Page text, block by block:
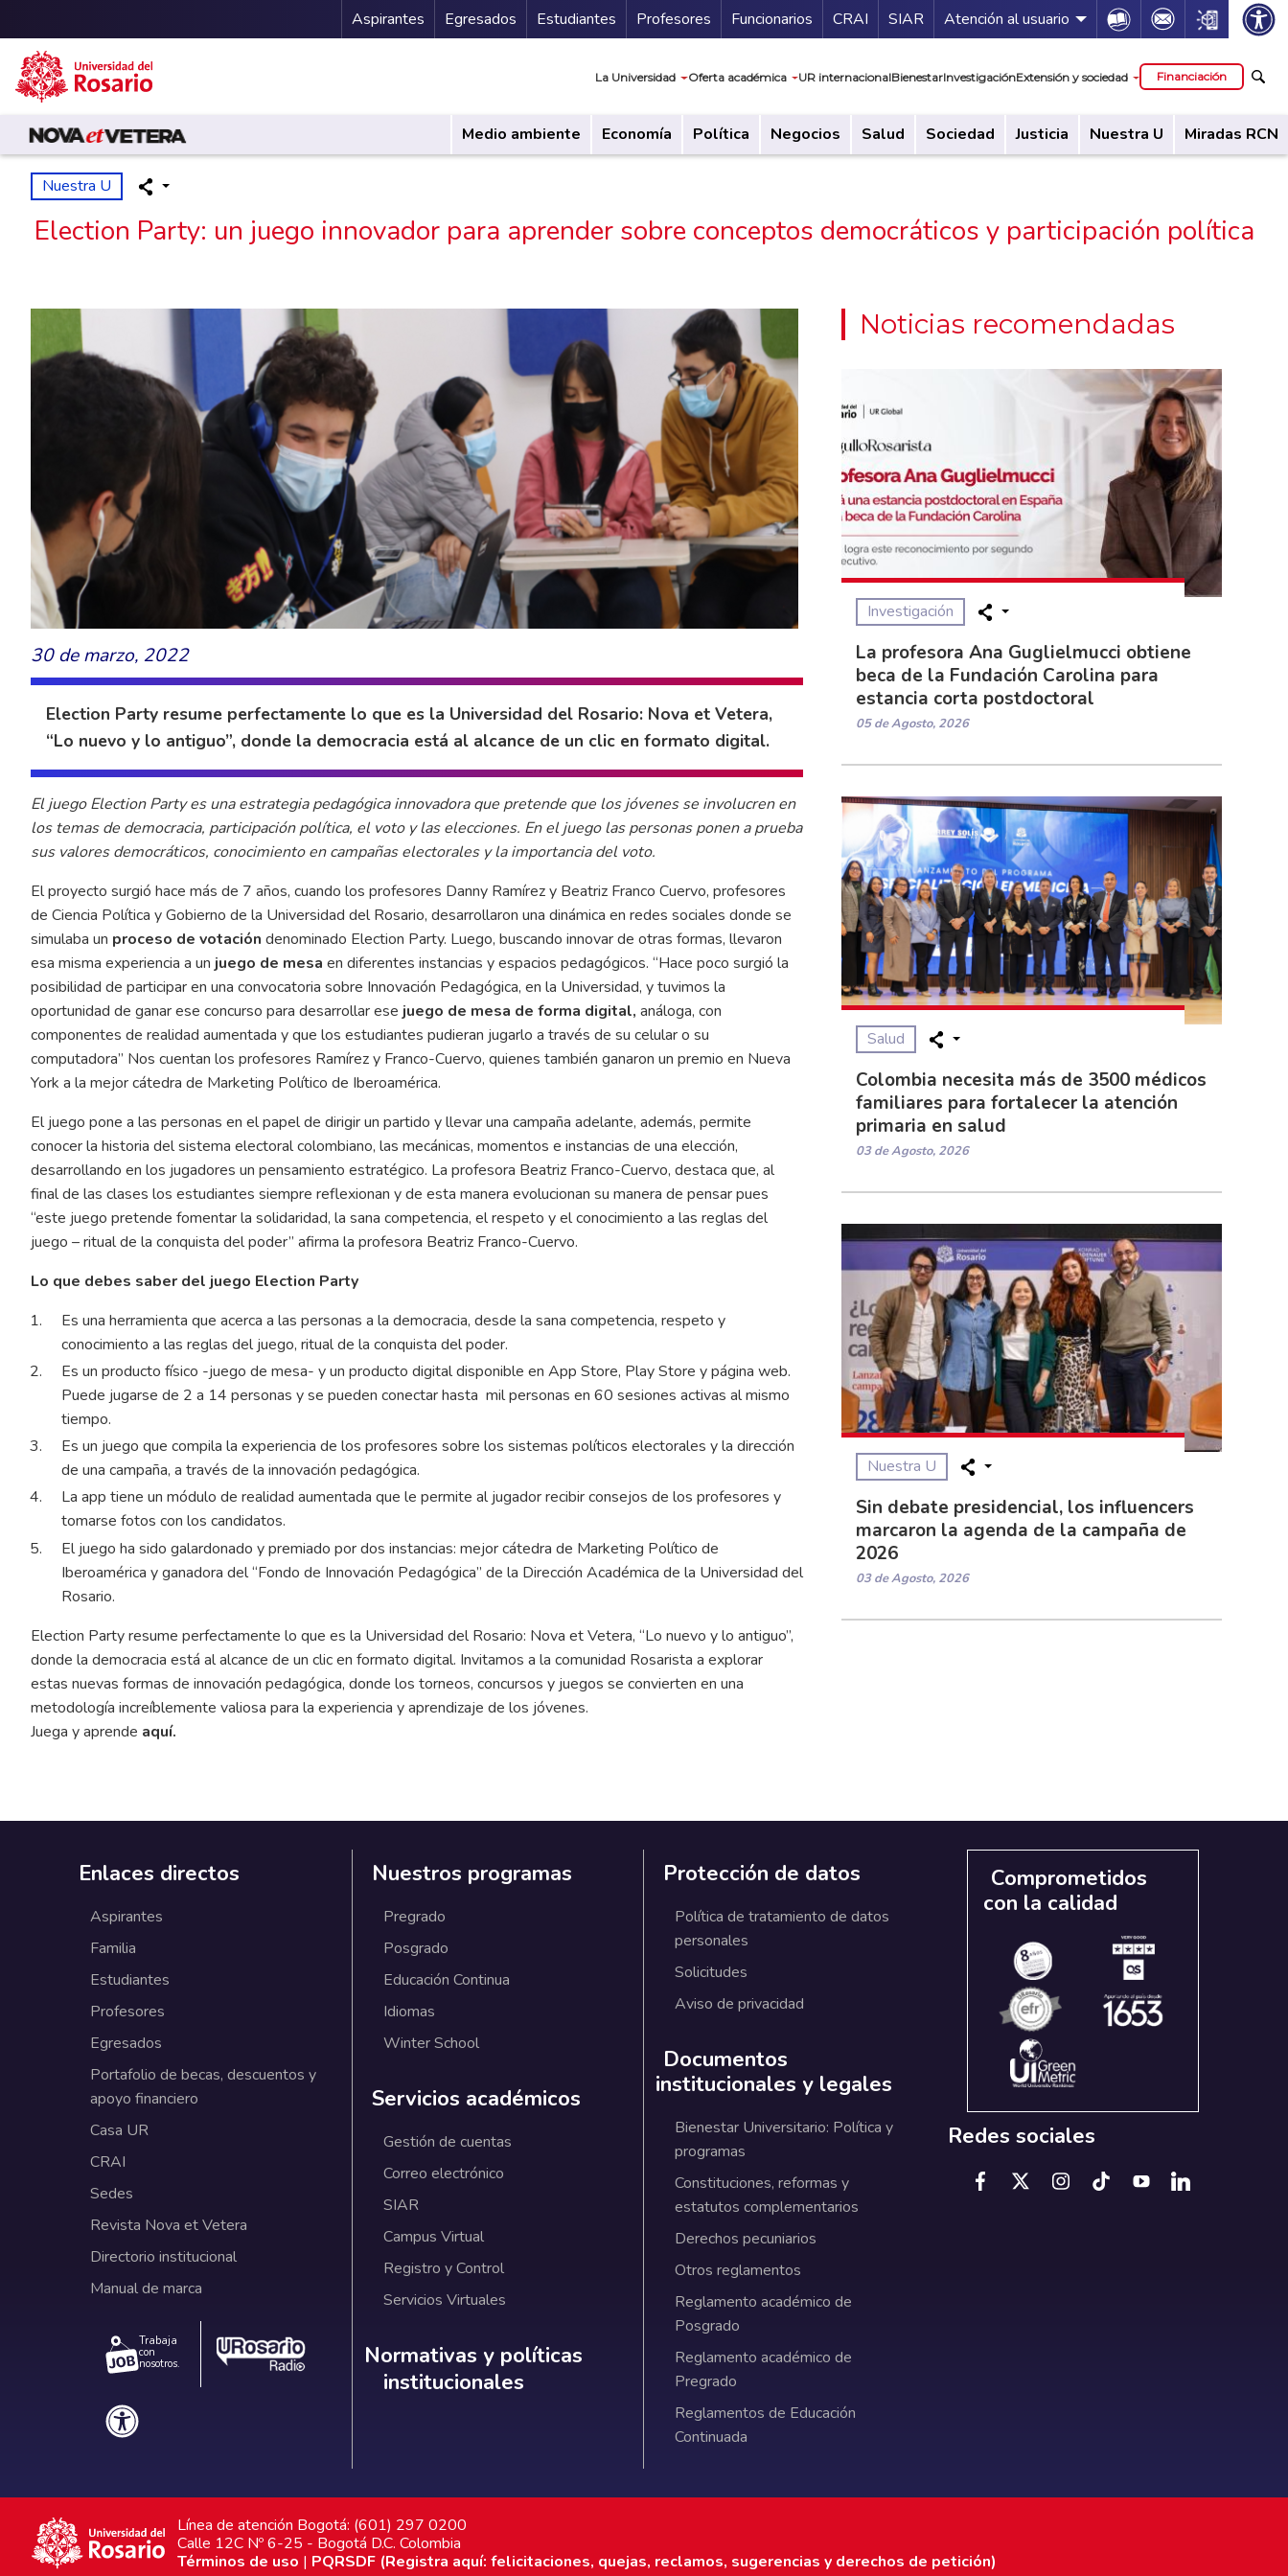
Pasar al contenido principal
Menu Secundario
Aspirantes Egresados Estudiantes Profesores Funcionarios Guía de servicios
CRAI SIAR Atención al usuario Icon Icon Icon
La Universidad Oferta académica UR internacionalBienestarInvestigaciónExtensión y sociedad Financiación
Medio ambiente Economía Política Negocios Salud Sociedad Justicia Nuestra U Miradas RCN
Nuestra U
Election Party: un juego innovador para aprender sobre conceptos democráticos y participación política
30 de marzo, 2022
Election Party resume perfectamente lo que es la Universidad del Rosario: Nova et Vetera,
“Lo nuevo y lo antiguo”, donde la democracia está al alcance de un clic en formato digital.
El juego Election Party es una estrategia pedagógica innovadora que pretende que los jóvenes se involucren en
los temas de democracia, participación política, el voto y las elecciones. En el juego las personas ponen a prueba
sus valores democráticos, conocimiento en campañas electorales y la importancia del voto.
El proyecto surgió hace más de 7 años, cuando los profesores Danny Ramírez y Beatriz Franco Cuervo, profesores
de Ciencia Política y Gobierno de la Universidad del Rosario, desarrollaron una dinámica en redes sociales donde se
simulaba un proceso de votación denominado Election Party. Luego, buscando innovar de otras formas, llevaron
esa misma experiencia a un juego de mesa en diferentes instancias y espacios pedagógicos. “Hace poco surgió la
posibilidad de participar en una convocatoria sobre Innovación Pedagógica, en la Universidad, y tuvimos la
oportunidad de ganar ese concurso para desarrollar ese juego de mesa de forma digital, análoga, con
componentes de realidad aumentada y que los estudiantes pudieran jugarlo a través de su celular o su
computadora” Nos cuentan los profesores Ramírez y Franco-Cuervo, quienes también ganaron un premio en Nueva
York a la mejor cátedra de Marketing Político de Iberoamérica.
El juego pone a las personas en el papel de dirigir un partido y llevar una campaña adelante, además, permite
conocer la historia del sistema electoral colombiano, las mecánicas, momentos e instancias de una elección,
desarrollando en los jugadores un pensamiento estratégico. La profesora Beatriz Franco-Cuervo, destaca que, al
final de las clases los estudiantes siempre reflexionan y de esta manera evolucionan su manera de pensar pues
“este juego pretende fomentar la solidaridad, la sana competencia, el respeto y el conocimiento a las reglas del
juego – ritual de la conquista del poder” afirma la profesora Beatriz Franco-Cuervo.
Lo que debes saber del juego Election Party
Es una herramienta que acerca a las personas a la democracia, desde la sana competencia, respeto y
conocimiento a las reglas del juego, ritual de la conquista del poder.
Es un producto físico -juego de mesa- y un producto digital disponible en App Store, Play Store y página web.
Puede jugarse de 2 a 14 personas y se pueden conectar hasta mil personas en 60 sesiones activas al mismo
tiempo.
Es un juego que compila la experiencia de los profesores sobre los sistemas políticos electorales y la dirección
de una campaña, a través de la innovación pedagógica.
La app tiene un módulo de realidad aumentada que le permite al jugador recibir consejos de los profesores y
tomarse fotos con los candidatos.
El juego ha sido galardonado y premiado por dos instancias: mejor cátedra de Marketing Político de
Iberoamérica y ganadora del “Fondo de Innovación Pedagógica” de la Dirección Académica de la Universidad del
Rosario.
Election Party resume perfectamente lo que es la Universidad del Rosario: Nova et Vetera, “Lo nuevo y lo antiguo”,
donde la democracia está al alcance de un clic en formato digital. Invitamos a la comunidad Rosarista a explorar
estas nuevas formas de innovación pedagógica, donde los torneos, concursos y juegos se convierten en una
metodología increíblemente valiosa para la experiencia y aprendizaje de los jóvenes.
Juega y aprende aquí.
Noticias recomendadas
Investigación
La profesora Ana Guglielmucci obtiene
beca de la Fundación Carolina para
estancia corta postdoctoral
05 de Agosto, 2026
Salud
Colombia necesita más de 3500 médicos
familiares para fortalecer la atención
primaria en salud
03 de Agosto, 2026
Nuestra U
Sin debate presidencial, los influencers
marcaron la agenda de la campaña de
2026
03 de Agosto, 2026
Enlaces directos
Aspirantes
Familia
Estudiantes
Profesores
Egresados
Portafolio de becas, descuentos y
apoyo financiero
Casa UR
CRAI
Sedes
Revista Nova et Vetera
Directorio institucional
Manual de marca
Trabaja
con
nosotros.
Nuestros programas
Pregrado
Posgrado
Educación Continua
Idiomas
Winter School
Servicios académicos
Gestión de cuentas
Correo electrónico
SIAR
Campus Virtual
Registro y Control
Servicios Virtuales
Normativas y políticas institucionales
Normativas y políticas
institucionales
Protección de datos
Política de tratamiento de datos
personales
Solicitudes
Aviso de privacidad
Documentos
institucionales y legales
Bienestar Universitario: Política y
programas
Constituciones, reformas y
estatutos complementarios
Derechos pecuniarios
Otros reglamentos
Reglamento académico de
Posgrado
Reglamento académico de
Pregrado
Reglamentos de Educación
Continuada
Comprometidos
con la calidad
Redes sociales
Línea de atención Bogotá: (601) 297 0200
Calle 12C Nº 6-25 - Bogotá D.C. Colombia
Términos de uso | PQRSDF (Registra aquí: felicitaciones, quejas, reclamos, sugerencias y derechos de petición)